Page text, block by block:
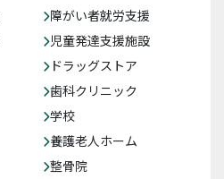
障がい者就労支援
児童発達支援施設
ドラッグストア
歯科クリニック
学校
養護老人ホーム
整骨院